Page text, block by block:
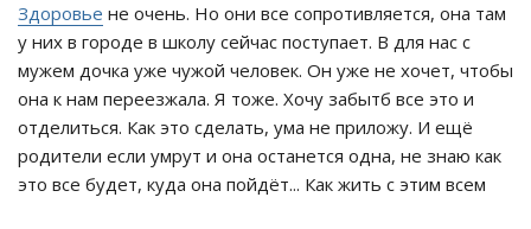
Здоровье не очень. Но они все сопротивляется, она там
у них в городе в школу сейчас поступает. В для нас с
мужем дочка уже чужой человек. Он уже не хочет, чтобы
она к нам переезжала. Я тоже. Хочу забытб все это и
отделиться. Как это сделать, ума не приложу. И ещё
родители если умрут и она останется одна, не знаю как
это все будет, куда она пойдёт... Как жить с этим всем